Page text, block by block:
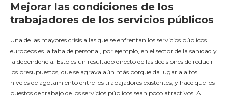
Mejorar las condiciones de los
trabajadores de los servicios públicos
Una de las mayores crisis a las que se enfrentan los servicios públicos
europeos es la falta de personal, por ejemplo, en el sector de la sanidad y
la dependencia. Esto es un resultado directo de las decisiones de reducir
los presupuestos, que se agrava aún más porque da lugar a altos
niveles de agotamiento entre los trabajadores existentes, y hace que los
puestos de trabajo de los servicios públicos sean poco atractivos. A